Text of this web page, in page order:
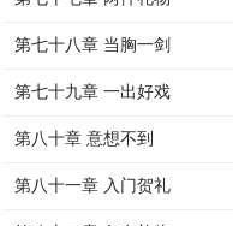
第七十八章 当胸一剑
第七十九章 一出好戏
第八十章 意想不到
第八十一章 入门贺礼